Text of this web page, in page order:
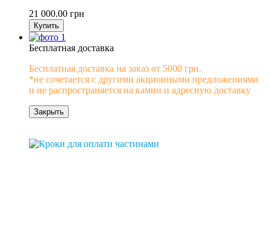
21 000.00 грн
Купить
Бесплатная доставка
Бесплатная доставка на заказ от 5000 грн.
*не сочетается с другими акционными предложениями
и не распространяется на камни и адресную доставку
Закрыть